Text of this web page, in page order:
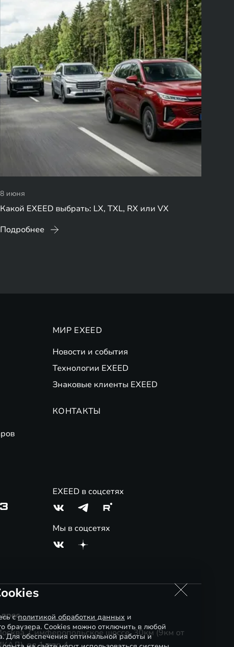
8 июня
Какой EXEED выбрать: LX, TXL, RX или VX
Подробнее
МИР EXEED
Новости и события
Технологии EXEED
Знаковые клиенты EXEED
КОНТАКТЫ
EXEED в соцсетях
Мы в соцсетях
Симферопольское шоссе, 30км (9км от
сполитикой обработки данных и
браузера. Cookies можно отключить в любой
Для обеспечения оптимальной работы и